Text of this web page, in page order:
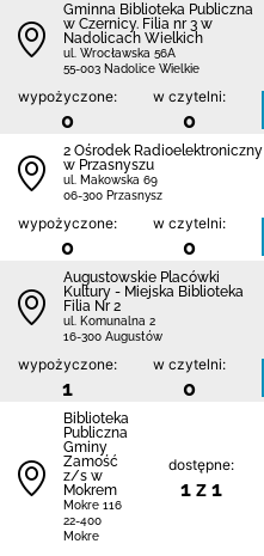
Gminna Biblioteka Publiczna
w Czernicy. Filia nr 3 w
Nadolicach Wielkich
ul. Wrocławska 56A
55-003 Nadolice Wielkie
wypożyczone:
0
w czytelni:
0
2 Ośrodek Radioelektroniczny
w Przasnyszu
ul. Makowska 69
06-300 Przasnysz
wypożyczone:
0
w czytelni:
0
Augustowskie Placówki
Kultury - Miejska Biblioteka
Filia Nr 2
ul. Komunalna 2
16-300 Augustów
wypożyczone:
1
w czytelni:
0
Biblio­teka
Publiczna
Gminy
Zamość
z/s w
Mokrem
Mokre 116
22-400
Mokre
dostępne:
1 z 1